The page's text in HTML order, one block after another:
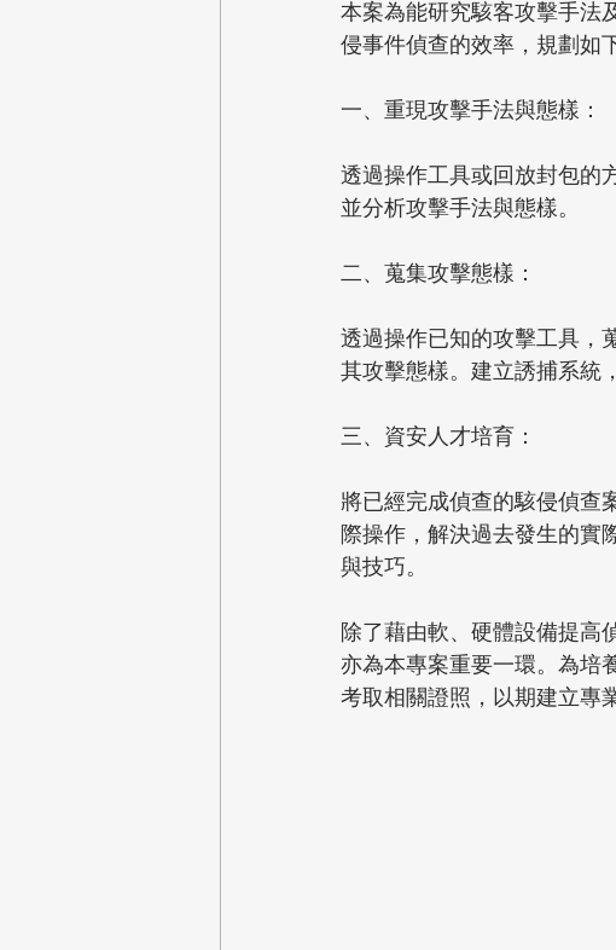
本案為能研究駭客攻擊手法
侵事件偵查的效率，規劃如
一、重現攻擊手法與態樣：
透過操作工具或回放封包的
並分析攻擊手法與態樣。
二、蒐集攻擊態樣：
透過操作已知的攻擊工具，
其攻擊態樣。建立誘捕系統
三、資安人才培育：
將已經完成偵查的駭侵偵查
際操作，解決過去發生的實
與技巧。
除了藉由軟、硬體設備提高
亦為本專案重要一環。為培
考取相關證照，以期建立專